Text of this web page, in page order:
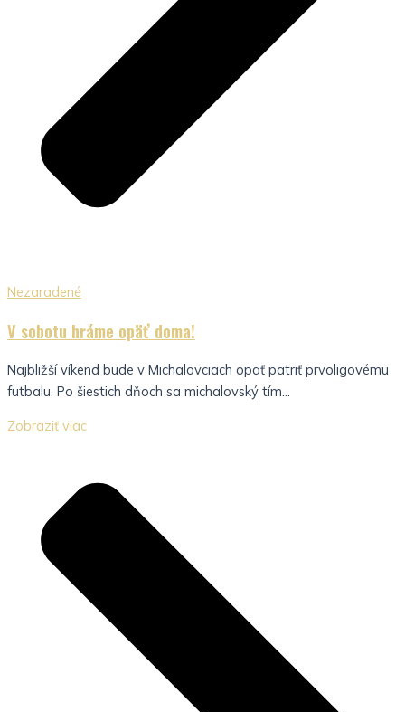
Nezaradené
V sobotu hráme opäť doma!
Najbližší víkend bude v Michalovciach opäť patriť prvoligovému
futbalu. Po šiestich dňoch sa michalovský tím...
Zobraziť viac